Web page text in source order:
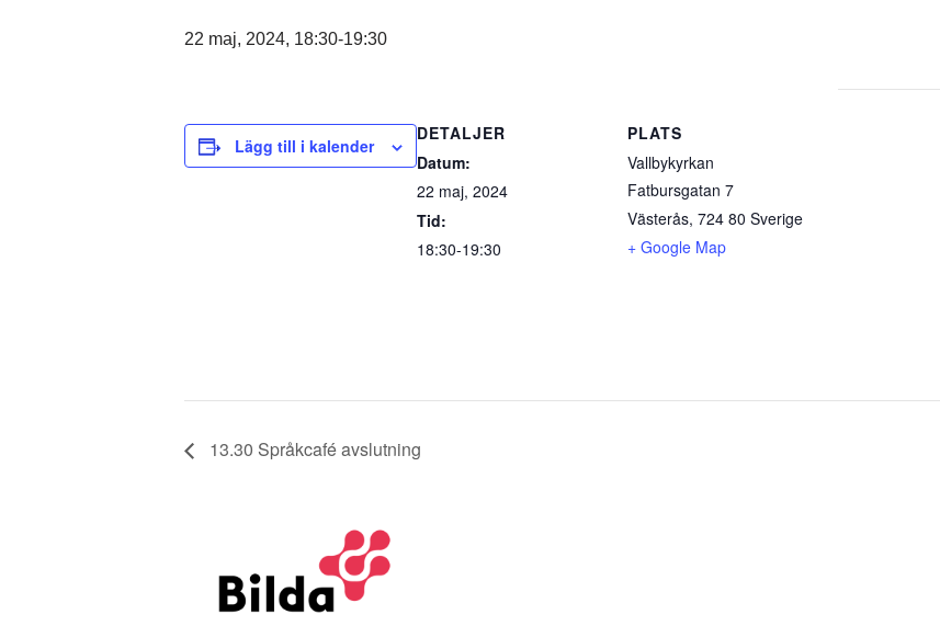
22 maj, 2024, 18:30-19:30
Lägg till i kalender
DETALJER
Datum:
22 maj, 2024
Tid:
18:30-19:30
PLATS
Vallbykyrkan
Fatbursgatan 7
Västerås, 724 80 Sverige
+ Google Map
13.30 Språkcafé avslutning